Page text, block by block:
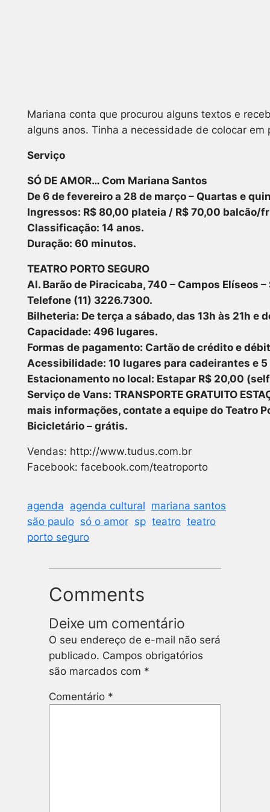
Mariana conta que procurou alguns textos e
alguns anos. Tinha a necessidade de colocar
Serviço
SÓ DE AMOR… Com Mariana Santos
De 6 de fevereiro a 28 de março – Quartas e
Ingressos: R$ 80,00 plateia / R$ 70,00 balcão/
Classificação: 14 anos.
Duração: 60 minutos.
TEATRO PORTO SEGURO
Al. Barão de Piracicaba, 740 – Campos Elíseos –
Telefone (11) 3226.7300.
Bilheteria: De terça a sábado, das 13h às 21h e
Capacidade: 496 lugares.
Formas de pagamento: Cartão de crédito e
Acessibilidade: 10 lugares para cadeirantes e
Estacionamento no local: Estapar R$ 20,00
Serviço de Vans: TRANSPORTE GRATUITO
mais informações, contate a equipe do Teatro
Bicicletário – grátis.
Vendas: http://www.tudus.com.br
Facebook: facebook.com/teatroporto
agenda agenda cultural mariana santos
são paulo só o amor sp teatro teatro
porto seguro
Comments
Deixe um comentário
O seu endereço de e-mail não será
publicado. Campos obrigatórios
são marcados com *
Comentário *